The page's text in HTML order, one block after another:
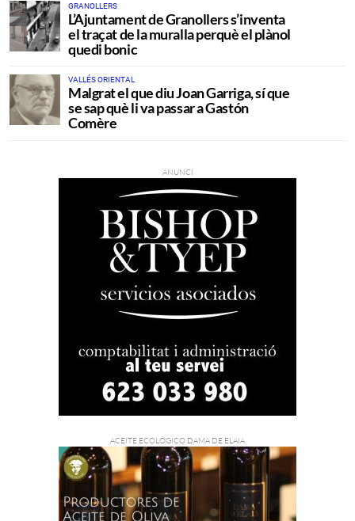
GRANOLLERS
L’Ajuntament de Granollers s’inventa
el traçat de la muralla perquè el plànol
quedi bonic
VALLÉS ORIENTAL
Malgrat el que diu Joan Garriga, sí que
se sap què li va passar a Gastón
Comère